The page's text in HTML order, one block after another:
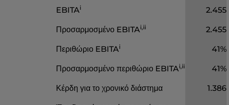
EBITAi 2.455
Προσαρμοσμένο EBITAi,ii 2.455
Περιθώριο EBITAi 41%
Προσαρμοσμένο περιθώριο EBITAi,ii 41%
Κέρδη για το χρονικό διάστημα 1.386